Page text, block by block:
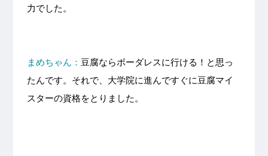
力でした。
まめちゃん ： 豆腐ならボーダレスに行ける！と思っ
たんです。それで、大学院に進んですぐに豆腐マイ
スターの資格をとりました。